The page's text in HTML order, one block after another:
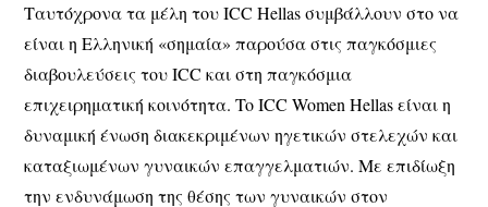
Ταυτόχρονα τα μέλη του ICC Hellas συμβάλλουν στο να
είναι η Ελληνική «σημαία» παρούσα στις παγκόσμιες
διαβουλεύσεις του ICC και στη παγκόσμια
επιχειρηματική κοινότητα. To ICC Women Hellas είναι η
δυναμική ένωση διακεκριμένων ηγετικών στελεχών και
καταξιωμένων γυναικών επαγγελματιών. Με επιδίωξη
την ενδυνάμωση της θέσης των γυναικών στον